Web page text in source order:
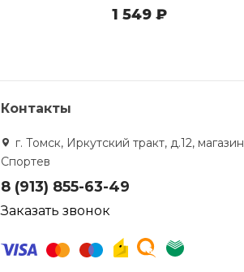
1 549 ₽
Контакты
г. Томск, Иркутский тракт, д.12, магазин
Спортев
8 (913) 855-63-49
Заказать звонок